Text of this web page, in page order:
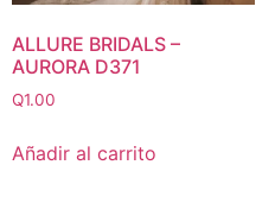
ALLURE BRIDALS –
AURORA D371
Q1.00
Añadir al carrito